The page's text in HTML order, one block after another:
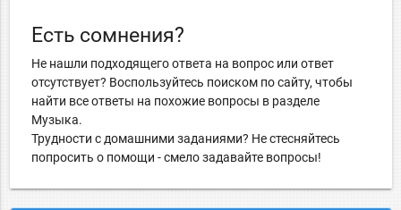
Есть сомнения?
Не нашли подходящего ответа на вопрос или ответ
отсутствует? Воспользуйтесь поиском по сайту, чтобы
найти все ответы на похожие вопросы в разделе
Музыка.
Трудности с домашними заданиями? Не стесняйтесь
попросить о помощи - смело задавайте вопросы!